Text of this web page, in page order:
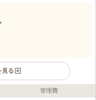
見る
管理費